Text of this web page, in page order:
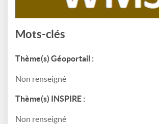
Mots-clés
Thème(s) Géoportail :
Non renseigné
Thème(s) INSPIRE :
Non renseigné